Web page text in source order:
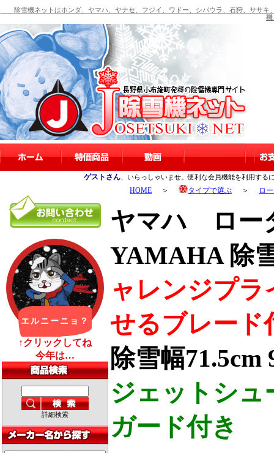
除雪機ネットはホンダ、ヤマハ、ヤナセ、フジイ、ワドー、シバウラ、石狩、ササキ
機
ゲストさん 、いらっしゃいませ。便利な会員機能を利用する
詳細検索
HOME ＞ タイプで選ぶ ＞ ロ
ヤマハ ロー
YAMAHA 除
ャレンジプラ
せるブレード
除雪幅71.5cm
ジェットシュ
ガード付き